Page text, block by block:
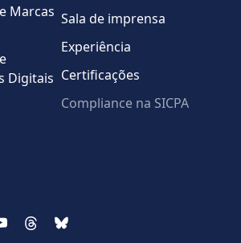
Campos obrigatórios
Marcas
Digitais
Sala de imprensa
Experiência
Certificações
Compliance na SICPA